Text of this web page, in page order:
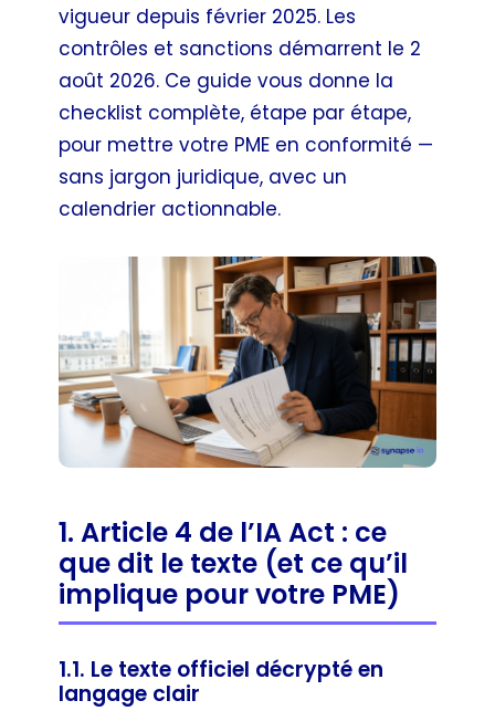
vigueur depuis février 2025. Les
contrôles et sanctions démarrent le 2
août 2026. Ce guide vous donne la
checklist complète, étape par étape,
pour mettre votre PME en conformité —
sans jargon juridique, avec un
calendrier actionnable.
1. Article 4 de l’IA Act : ce
que dit le texte (et ce qu’il
implique pour votre PME)
1.1. Le texte officiel décrypté en
langage clair